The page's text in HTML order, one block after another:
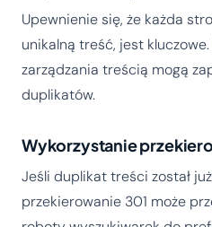
Upewnienie się, że każda
unikalną treść, jest
zarządzania treścią mogą
duplikatów.
Wykorzystanie
Jeśli duplikat treści został
przekierowanie 301 może